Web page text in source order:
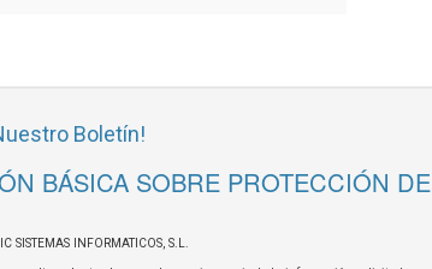
Boletín!
BÁSICA SOBRE PROTECCIÓN DE
SISTEMAS INFORMATICOS, S.L.